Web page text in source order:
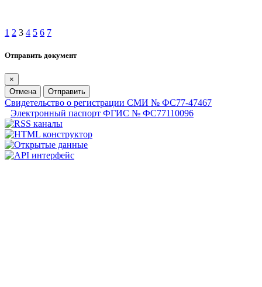
1 2 3 4 5 6 7
Отправить документ
×
Отмена
Отправить
Свидетельство о регистрации СМИ № ФС77-47467
Электронный паспорт ФГИС № ФС77110096